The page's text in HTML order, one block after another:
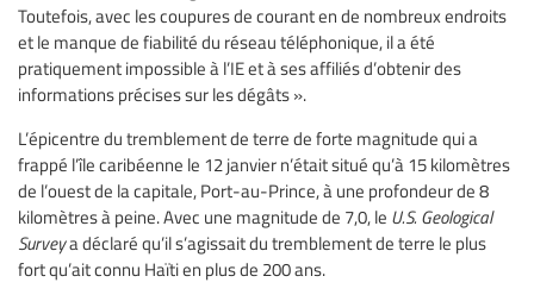
Toutefois, avec les coupures de courant en de nombreux endroits
et le manque de fiabilité du réseau téléphonique, il a été
pratiquement impossible à l’IE et à ses affiliés d’obtenir des
informations précises sur les dégâts ».
L’épicentre du tremblement de terre de forte magnitude qui a
frappé l’île caribéenne le 12 janvier n’était situé qu’à 15 kilomètres
de l’ouest de la capitale, Port-au-Prince, à une profondeur de 8
kilomètres à peine. Avec une magnitude de 7,0, le U.S. Geological
Surveya déclaré qu’il s’agissait du tremblement de terre le plus
fort qu’ait connu Haïti en plus de 200 ans.